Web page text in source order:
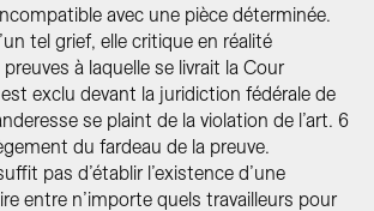
avec une pièce déterminée.
tel grief, elle critique en réalité
preuves à laquelle se livrait la Cour
exclu devant la juridiction fédérale de
se plaint de la violation de l’art. 6
du fardeau de la preuve.
pas d’établir l’existence d’une
entre n’importe quels travailleurs pour